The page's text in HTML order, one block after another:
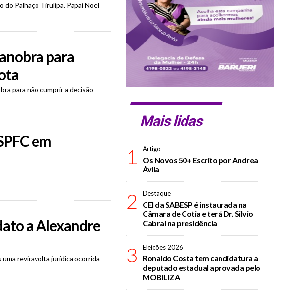
Palhaço Tirulipa. Papai Noel
para
para não cumprir a decisão
em
a Alexandre
reviravolta jurídica ocorrida
Mais lidas
1 Artigo
Os Novos 50+ Escrito por Andrea
Ávila
2 Destaque
CEI da SABESP é instaurada na
Câmara de Cotia e terá Dr. Silvio
Cabral na presidência
3 Eleições 2026
Ronaldo Costa tem candidatura a
deputado estadual aprovada pelo
MOBILIZA